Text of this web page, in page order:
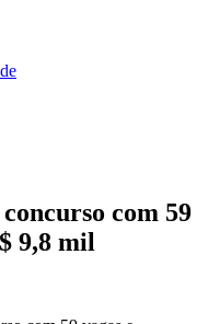
com 59
9,8 mil